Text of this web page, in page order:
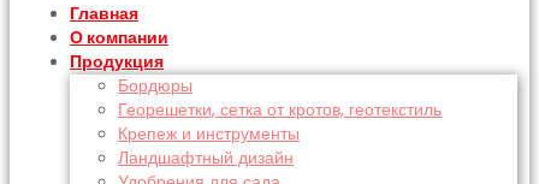
Главная
О компании
Продукция
Бордюры
Георешетки, сетка от кротов, геотекстиль
Крепеж и инструменты
Ландшафтный дизайн